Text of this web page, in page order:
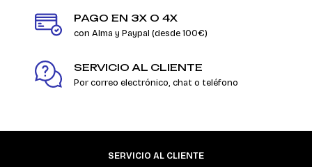
PAGO EN 3X O 4X
con Alma y Paypal (desde 100€)
SERVICIO AL CLIENTE
Por correo electrónico, chat o teléfono
SERVICIO AL CLIENTE